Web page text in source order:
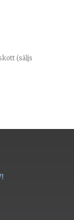
(säljs